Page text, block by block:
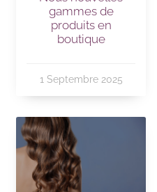
gammes de
produits en
boutique
1 Septembre 2025